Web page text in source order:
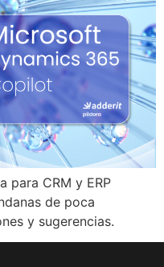
para CRM y ERP
de poca
y sugerencias.